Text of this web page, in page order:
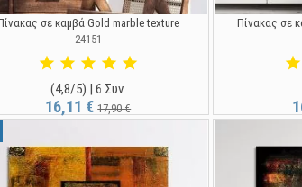
σε καμβά Gold marble texture
24151
(4,8/5) | 6 Συν.
16,11 €17,90 €
Πίνακας σε